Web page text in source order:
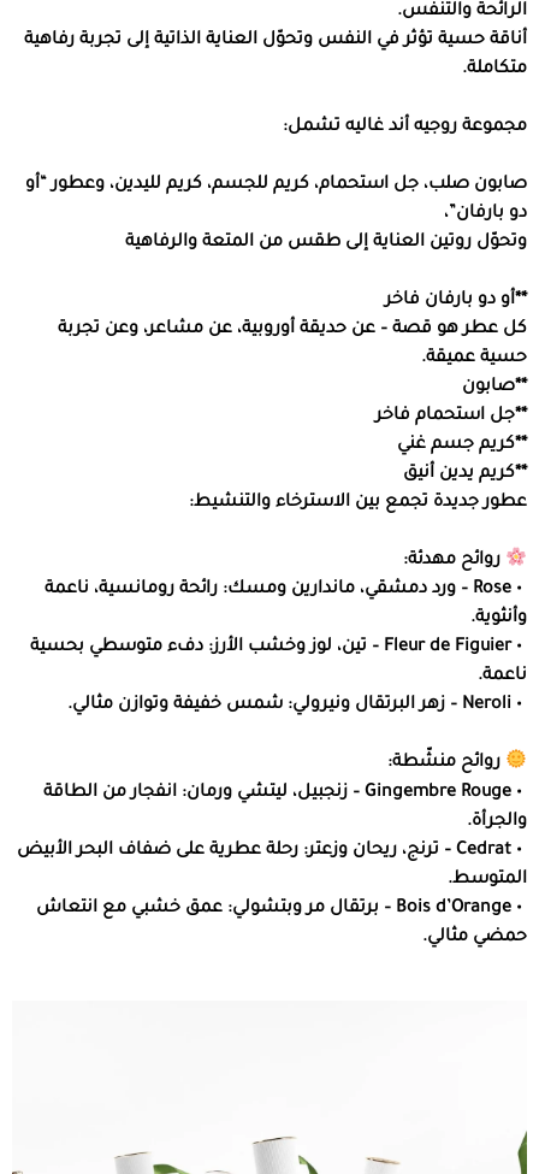
الرائحة والتنفس.
أناقة حسية تؤثر في النفس وتحوّل العناية الذاتية إلى تجربة رفاهية
متكاملة.
مجموعة روجيه أند غاليه تشمل:
صابون صلب، جل استحمام، كريم للجسم، كريم لليدين، وعطور “أو
دو بارفان”،
وتحوّل روتين العناية إلى طقس من المتعة والرفاهية
**أو دو بارفان فاخر
كل عطر هو قصة – عن حديقة أوروبية، عن مشاعر، وعن تجربة
حسية عميقة.
**صابون
**جل استحمام فاخر
**كريم جسم غني
**كريم يدين أنيق
عطور جديدة تجمع بين الاسترخاء والتنشيط:
روائح مهدئة:
‏ • Rose – ورد دمشقي، ماندارين ومسك: رائحة رومانسية، ناعمة
وأنثوية.
‏ • Fleur de Figuier – تين، لوز وخشب الأرز: دفء متوسطي بحسية
ناعمة.
‏ • Neroli – زهر البرتقال ونيرولي: شمس خفيفة وتوازن مثالي.
روائح منشّطة:
‏ • Gingembre Rouge – زنجبيل، ليتشي ورمان: انفجار من الطاقة
والجرأة.
‏ • Cedrat – ترنج، ريحان وزعتر: رحلة عطرية على ضفاف البحر الأبيض
المتوسط.
‏ • Bois d’Orange – برتقال مر وبتشولي: عمق خشبي مع انتعاش
حمضي مثالي.